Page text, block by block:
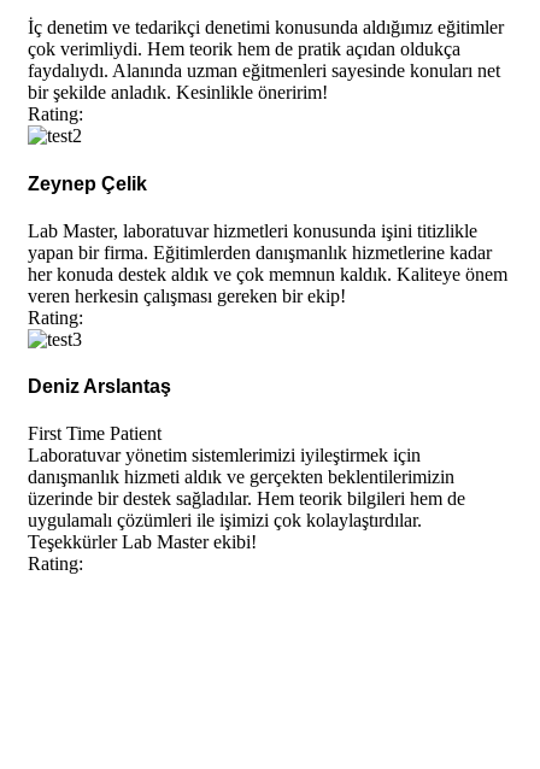
İç denetim ve tedarikçi denetimi konusunda aldığımız eğitimler
çok verimliydi. Hem teorik hem de pratik açıdan oldukça
faydalıydı. Alanında uzman eğitmenleri sayesinde konuları net
bir şekilde anladık. Kesinlikle öneririm!
Rating:
Zeynep Çelik
Lab Master, laboratuvar hizmetleri konusunda işini titizlikle
yapan bir firma. Eğitimlerden danışmanlık hizmetlerine kadar
her konuda destek aldık ve çok memnun kaldık. Kaliteye önem
veren herkesin çalışması gereken bir ekip!
Rating:
Deniz Arslantaş
First Time Patient
Laboratuvar yönetim sistemlerimizi iyileştirmek için
danışmanlık hizmeti aldık ve gerçekten beklentilerimizin
üzerinde bir destek sağladılar. Hem teorik bilgileri hem de
uygulamalı çözümleri ile işimizi çok kolaylaştırdılar.
Teşekkürler Lab Master ekibi!
Rating: